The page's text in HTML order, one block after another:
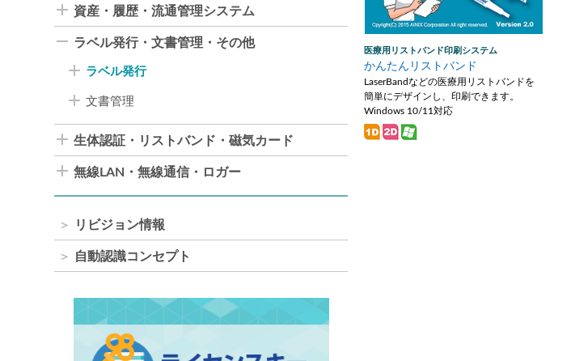
資産・履歴・流通管理システム
ラベル発行・文書管理・その他
ラベル発行
文書管理
生体認証・リストバンド・磁気カード
無線LAN・無線通信・ロガー
リビジョン情報
自動認識コンセプト
医療用リストバンド印刷システム
かんたんリストバンド
LaserBandなどの医療用リストバンドを
簡単にデザインし、印刷できます。
Windows 10/11対応